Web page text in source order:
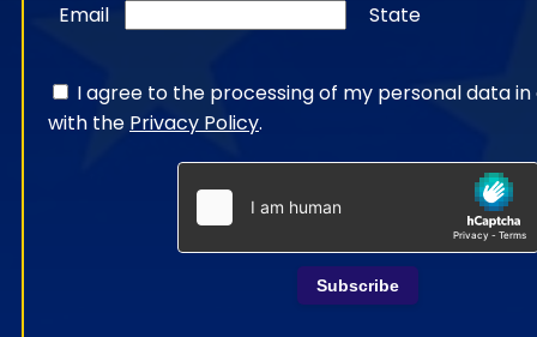
Email State
I agree to the processing of my personal data
with the Privacy Policy.
Subscribe